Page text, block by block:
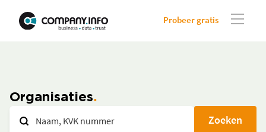
Probeer gratis
Organisaties
Zoeken